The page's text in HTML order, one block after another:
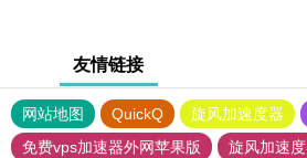
友情链接
网站地图 QuickQ 旋风加速度器
免费vps加速器外网苹果版
旋风加速